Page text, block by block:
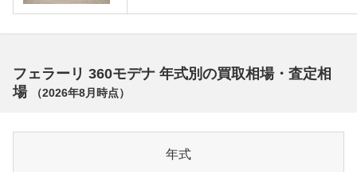
フェラーリ 360モデナ 年式別の買取相場・査定相
場
（2026年8月 時点）
年式